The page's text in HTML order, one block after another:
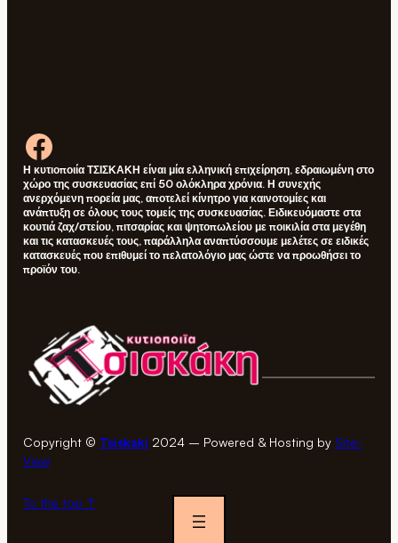
Facebook
Η κυτιοποιία ΤΣΙΣΚΑΚΗ είναι μία ελληνική επιχείρηση, εδραιωμένη στο
χώρο της συσκευασίας επί 50 ολόκληρα χρόνια. Η συνεχής
ανερχόμενη πορεία μας, αποτελεί κίνητρο για καινοτομίες και
ανάπτυξη σε όλους τους τομείς της συσκευασίας. Ειδικευόμαστε στα
κουτιά ζαχ/στείου, πιτσαρίας και ψητοπωλείου με ποικιλία στα μεγέθη
και τις κατασκευές τους, παράλληλα αναπτύσσουμε μελέτες σε ειδικές
κατασκευές που επιθυμεί το πελατολόγιο μας ώστε να προωθήσει το
προϊόν του.
Copyright © Tsiskaki 2024 – Powered & Hosting by Site-
View
To the top ↑